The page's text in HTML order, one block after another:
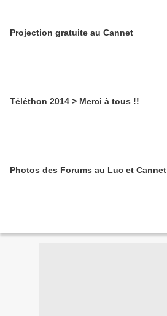
Projection gratuite au Cannet
Téléthon 2014 > Merci à tous !!
Photos des Forums au Luc et Cannet